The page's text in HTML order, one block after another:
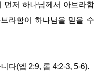
먼저 하나님께서 아브라함
라함이 하나님을 믿을 수
다(엡 2:9, 롬 4:2-3, 5-6).